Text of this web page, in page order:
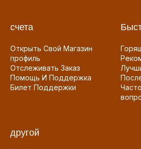
счета
Открыть Свой Магазин
профиль
Отслеживать Заказ
Помощь И Поддержка
Билет Поддержки
другой